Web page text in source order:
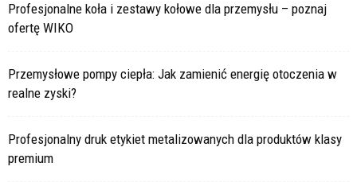
Profesjonalne koła i zestawy kołowe dla przemysłu – poznaj
ofertę WIKO
Przemysłowe pompy ciepła: Jak zamienić energię otoczenia w
realne zyski?
Profesjonalny druk etykiet metalizowanych dla produktów klasy
premium